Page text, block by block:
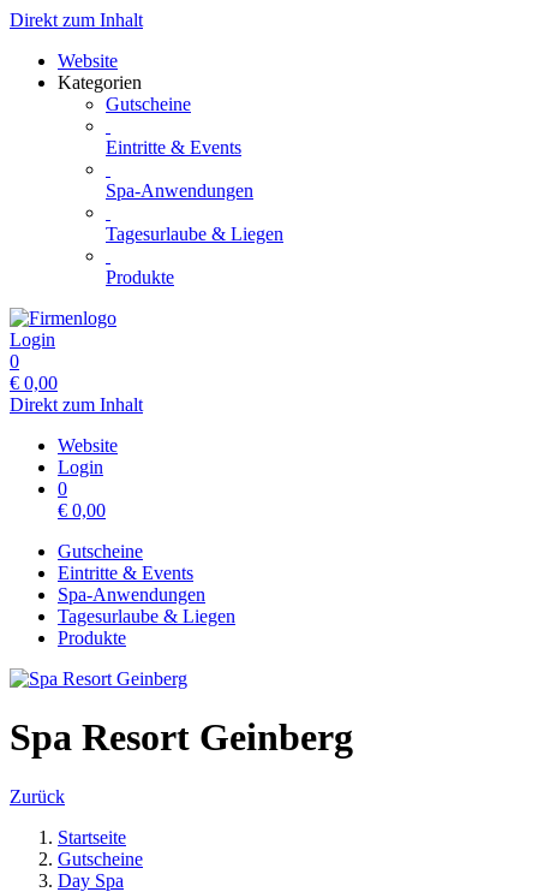
Direkt zum Inhalt
Website
Kategorien
Gutscheine
Eintritte & Events
Spa-Anwendungen
Tagesurlaube & Liegen
Produkte
Login
0
€ 0,00
Direkt zum Inhalt
Website
Login
0
€ 0,00
Gutscheine
Eintritte & Events
Spa-Anwendungen
Tagesurlaube & Liegen
Produkte
Spa Resort Geinberg
Zurück
Startseite
Gutscheine
Day Spa